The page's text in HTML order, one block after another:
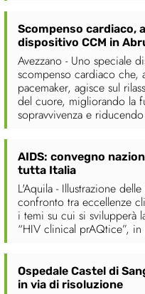
Scompenso cardiaco,
dispositivo CCM in
Avezzano - Uno speciale
scompenso cardiaco
pacemaker, agisce sul
del cuore, migliorando la
sopravvivenza e
AIDS: convegno
tutta Italia
L'Aquila - Illustrazione
confronto tra eccellenze
i temi su cui si svilupperà
“HIV clinical prAQtice”, in
Ospedale Castel di
in via di risoluzione